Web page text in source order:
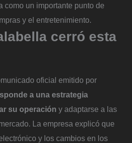
como un importante punto de
y el entretenimiento.
cerró esta
oficial emitido por
a una estrategia
su operación y adaptarse a las
La empresa explicó que
y los cambios en los